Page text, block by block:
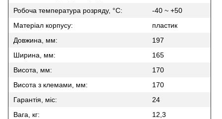
Робоча температура розряду, °C:
-40 ~ +50
Матеріал корпусу:
пластик
Довжина, мм:
197
Ширина, мм:
165
Висота, мм:
170
Висота з клемами, мм:
170
Гарантія, міс:
24
Вага, кг:
12,3